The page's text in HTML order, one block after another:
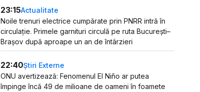
23:15Actualitate
Noile trenuri electrice cumpărate prin PNRR intră în
circulație. Primele garnituri circulă pe ruta București–
Brașov după aproape un an de întârzieri
22:40Știri Externe
ONU avertizează: Fenomenul El Niño ar putea
împinge încă 49 de milioane de oameni în foamete